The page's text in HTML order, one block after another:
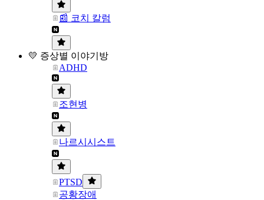
📰 코치 칼럼
💛 증상별 이야기방
ADHD
조현병
나르시시스트
PTSD
공황장애